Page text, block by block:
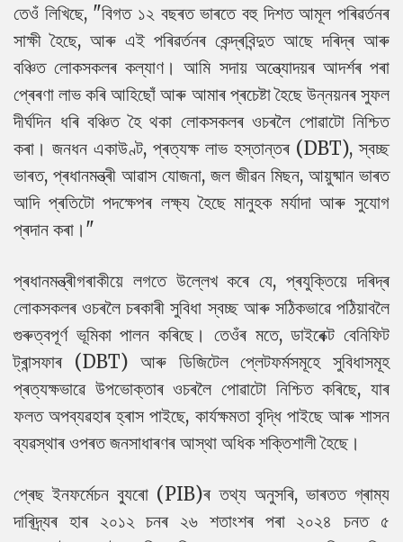
তেওঁ লিখিছে, "বিগত ১২ বছৰত ভাৰতে বহু দিশত আমূল পৰিৱৰ্তনৰ
সাক্ষী হৈছে, আৰু এই পৰিৱৰ্তনৰ কেন্দ্ৰবিন্দুত আছে দৰিদ্ৰ আৰু
বঞ্চিত লোকসকলৰ কল্যাণ। আমি সদায় অন্ত্যোদয়ৰ আদৰ্শৰ পৰা
প্ৰেৰণা লাভ কৰি আহিছোঁ আৰু আমাৰ প্ৰচেষ্টা হৈছে উন্নয়নৰ সুফল
দীৰ্ঘদিন ধৰি বঞ্চিত হৈ থকা লোকসকলৰ ওচৰলৈ পোৱাটো নিশ্চিত
কৰা। জনধন একাউণ্ট, প্ৰত্যক্ষ লাভ হস্তান্তৰ (DBT), স্বচ্ছ
ভাৰত, প্ৰধানমন্ত্ৰী আৱাস যোজনা, জল জীৱন মিছন, আয়ুষ্মান ভাৰত
আদি প্ৰতিটো পদক্ষেপৰ লক্ষ্য হৈছে মানুহক মৰ্যাদা আৰু সুযোগ
প্ৰদান কৰা।"
প্ৰধানমন্ত্ৰীগৰাকীয়ে লগতে উল্লেখ কৰে যে, প্ৰযুক্তিয়ে দৰিদ্ৰ
লোকসকলৰ ওচৰলৈ চৰকাৰী সুবিধা স্বচ্ছ আৰু সঠিকভাৱে পঠিয়াবলৈ
গুৰুত্বপূৰ্ণ ভূমিকা পালন কৰিছে। তেওঁৰ মতে, ডাইৰেক্ট বেনিফিট
ট্ৰান্সফাৰ (DBT) আৰু ডিজিটেল প্লেটফৰ্মসমূহে সুবিধাসমূহ
প্ৰত্যক্ষভাৱে উপভোক্তাৰ ওচৰলৈ পোৱাটো নিশ্চিত কৰিছে, যাৰ
ফলত অপব্যৱহাৰ হ্ৰাস পাইছে, কাৰ্যক্ষমতা বৃদ্ধি পাইছে আৰু শাসন
ব্যৱস্থাৰ ওপৰত জনসাধাৰণৰ আস্থা অধিক শক্তিশালী হৈছে।
প্ৰেছ ইনফৰ্মেচন ব্যুৰো (PIB)ৰ তথ্য অনুসৰি, ভাৰতত গ্ৰাম্য
দাৰিদ্ৰ্যৰ হাৰ ২০১২ চনৰ ২৬ শতাংশৰ পৰা ২০২৪ চনত ৫